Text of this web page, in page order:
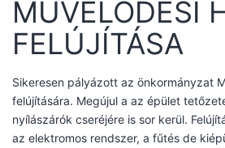
MŰVELŐDÉSI
FELÚJÍTÁSA
Sikeresen pályázott az önkormányzat
felújítására. Megújul a az épület
nyílászárók cseréjére is sor kerül.
az elektromos rendszer, a fűtés de